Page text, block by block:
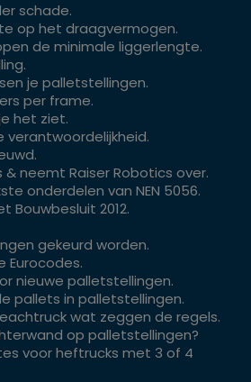
schade.
op het draagvermogen.
de minimale liggerlengte.
je palletstellingen.
per frame.
het ziet.
verantwoordelijkheid.
neemt Raiser Robotics over.
onderdelen van NEN 5056.
Bouwbesluit 2012.
gekeurd worden.
Eurocodes.
nieuwe palletstellingen.
pallets in palletstellingen.
wat zeggen de regels.
op palletstellingen?
voor heftrucks met 3 of 4